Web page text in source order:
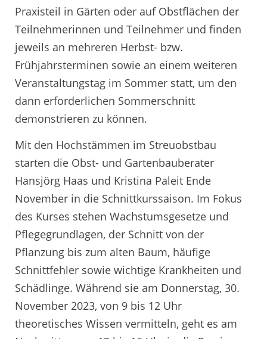
Praxisteil in Gärten oder auf Obstflächen der
Teilnehmerinnen und Teilnehmer und finden
jeweils an mehreren Herbst- bzw.
Frühjahrsterminen sowie an einem weiteren
Veranstaltungstag im Sommer statt, um den
dann erforderlichen Sommerschnitt
demonstrieren zu können.
Mit den Hochstämmen im Streuobstbau
starten die Obst- und Gartenbauberater
Hansjörg Haas und Kristina Paleit Ende
November in die Schnittkurssaison. Im Fokus
des Kurses stehen Wachstumsgesetze und
Pflegegrundlagen, der Schnitt von der
Pflanzung bis zum alten Baum, häufige
Schnittfehler sowie wichtige Krankheiten und
Schädlinge. Während sie am Donnerstag, 30.
November 2023, von 9 bis 12 Uhr
theoretisches Wissen vermitteln, geht es am